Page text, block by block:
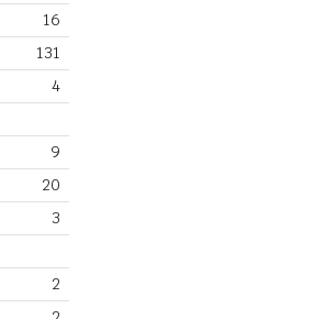
16
131
4
9
20
3
2